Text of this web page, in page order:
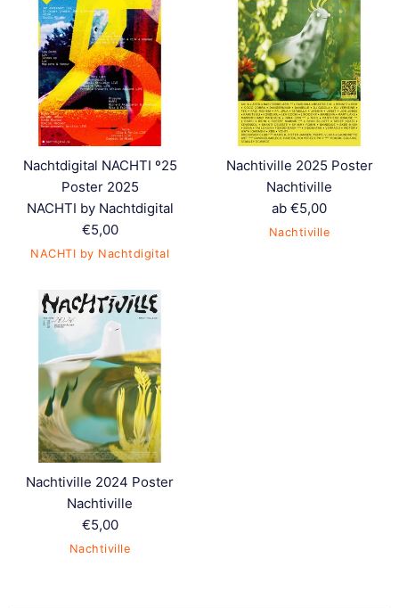
Nachtdigital NACHTI º25
Poster 2025
NACHTI by Nachtdigital
Normaler
Preis
€5,00
NACHTI by Nachtdigital
Nachtiville 2025 Poster
Nachtiville
ab €5,00
Nachtiville
Nachtiville 2024 Poster
Nachtiville
Normaler
Preis
€5,00
Nachtiville